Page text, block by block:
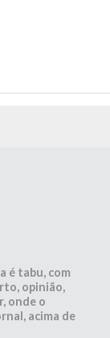
é tabu, com
opinião,
onde o
acima de